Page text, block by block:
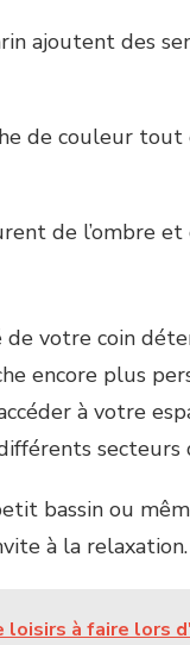
ajoutent des
de couleur
de l’ombre
votre coin
encore plus
à votre
secteurs
bassin ou
à la relaxation.
à faire lors